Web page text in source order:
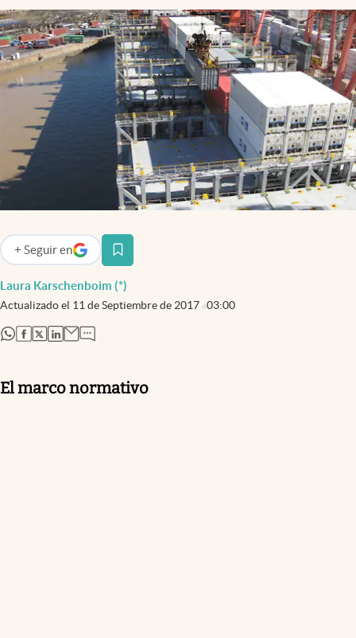
Eventos Corporativos
El Cronista Studio
Mediakit
abre en nueva pestaña
Laura Karschenboim (*)
Actualizado el 11 de Septiembre de 2017 03:00
+ Seguir en
abre en nueva pestaña
abre en nueva pestaña
abre en nueva pestaña
abre en nueva pestaña
abre en nueva pestaña
El marco normativo